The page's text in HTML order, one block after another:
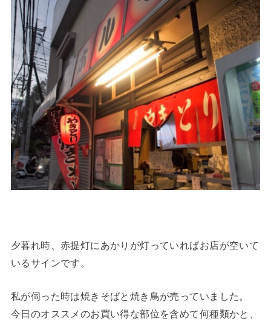
夕暮れ時、赤提灯にあかりが灯っていればお店が空いて
いるサインです。
私が伺った時は焼きそばと焼き鳥が売っていました。
今日のオススメのお買い得な部位を含めて何種類かと、